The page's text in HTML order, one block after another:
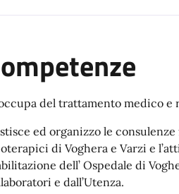
del trattamento medico e
ed organizzo le
di Voghera e Varzi e
dell’ Ospedale di
e dall’Utenza.